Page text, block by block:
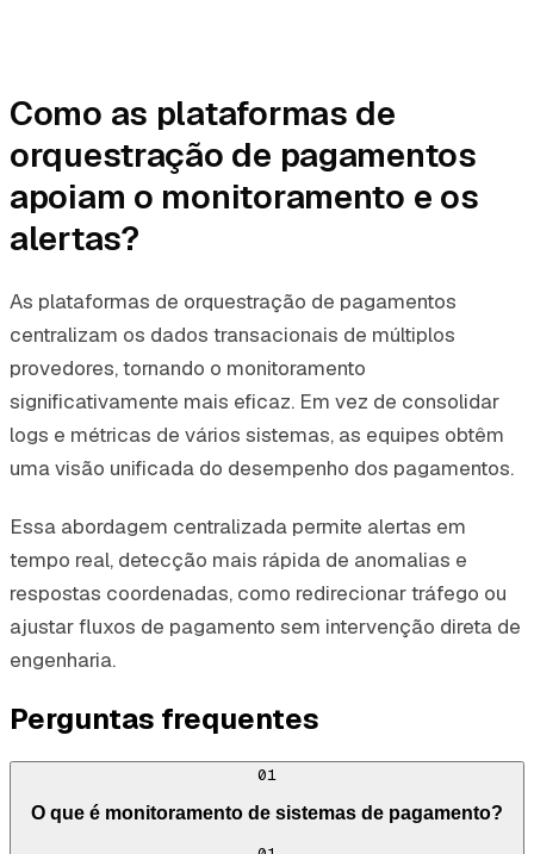
Como as plataformas de
orquestração de pagamentos
apoiam o monitoramento e os
alertas?
As plataformas de orquestração de pagamentos
centralizam os dados transacionais de múltiplos
provedores, tornando o monitoramento
significativamente mais eficaz. Em vez de consolidar
logs e métricas de vários sistemas, as equipes obtêm
uma visão unificada do desempenho dos pagamentos.
Essa abordagem centralizada permite alertas em
tempo real, detecção mais rápida de anomalias e
respostas coordenadas, como redirecionar tráfego ou
ajustar fluxos de pagamento sem intervenção direta de
engenharia.
Perguntas frequentes
01
O que é monitoramento de sistemas de pagamento?